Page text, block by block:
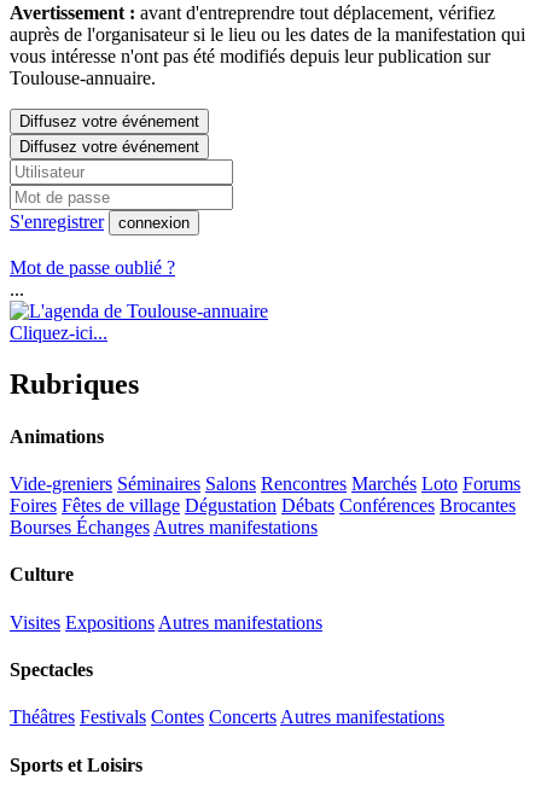
Avertissement : avant d'entreprendre tout déplacement, vérifiez
auprès de l'organisateur si le lieu ou les dates de la manifestation qui
vous intéresse n'ont pas été modifiés depuis leur publication sur
Toulouse-annuaire.
Diffusez votre événement
Diffusez votre événement
S'enregistrer connexion
Mot de passe oublié ?
...
Cliquez-ici...
Rubriques
Animations
Vide-greniers Séminaires Salons Rencontres Marchés Loto Forums
Foires Fêtes de village Dégustation Débats Conférences Brocantes
Bourses Échanges Autres manifestations
Culture
Visites Expositions Autres manifestations
Spectacles
Théâtres Festivals Contes Concerts Autres manifestations
Sports et Loisirs